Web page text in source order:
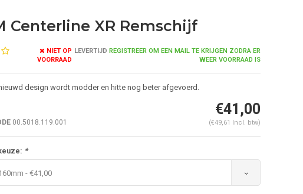
Centerline XR Remschijf
NIET OP
VOORRAAD
LEVERTIJD REGISTREER OM EEN MAIL TE KRIJGEN ZODRA ER
WEER VOORRAAD IS
design wordt modder en hitte nog beter afgevoerd.
00.5018.119.001
€41,00
(€49,61 Incl. btw)
*
- €41,00